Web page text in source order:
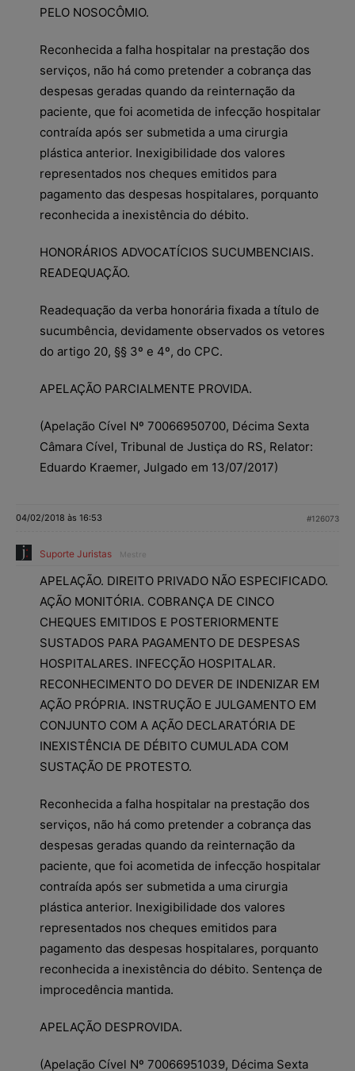
PELO NOSOCÔMIO.
Reconhecida a falha hospitalar na prestação dos
serviços, não há como pretender a cobrança das
despesas geradas quando da reinternação da
paciente, que foi acometida de infecção hospitalar
contraída após ser submetida a uma cirurgia
plástica anterior. Inexigibilidade dos valores
representados nos cheques emitidos para
pagamento das despesas hospitalares, porquanto
reconhecida a inexistência do débito.
HONORÁRIOS ADVOCATÍCIOS SUCUMBENCIAIS.
READEQUAÇÃO.
Readequação da verba honorária fixada a título de
sucumbência, devidamente observados os vetores
do artigo 20, §§ 3º e 4º, do CPC.
APELAÇÃO PARCIALMENTE PROVIDA.
(Apelação Cível Nº 70066950700, Décima Sexta
Câmara Cível, Tribunal de Justiça do RS, Relator:
Eduardo Kraemer, Julgado em 13/07/2017)
04/02/2018 às 16:53 #126073
Suporte Juristas Mestre
APELAÇÃO. DIREITO PRIVADO NÃO ESPECIFICADO.
AÇÃO MONITÓRIA. COBRANÇA DE CINCO
CHEQUES EMITIDOS E POSTERIORMENTE
SUSTADOS PARA PAGAMENTO DE DESPESAS
HOSPITALARES. INFECÇÃO HOSPITALAR.
RECONHECIMENTO DO DEVER DE INDENIZAR EM
AÇÃO PRÓPRIA. INSTRUÇÃO E JULGAMENTO EM
CONJUNTO COM A AÇÃO DECLARATÓRIA DE
INEXISTÊNCIA DE DÉBITO CUMULADA COM
SUSTAÇÃO DE PROTESTO.
Reconhecida a falha hospitalar na prestação dos
serviços, não há como pretender a cobrança das
despesas geradas quando da reinternação da
paciente, que foi acometida de infecção hospitalar
contraída após ser submetida a uma cirurgia
plástica anterior. Inexigibilidade dos valores
representados nos cheques emitidos para
pagamento das despesas hospitalares, porquanto
reconhecida a inexistência do débito. Sentença de
improcedência mantida.
APELAÇÃO DESPROVIDA.
(Apelação Cível Nº 70066951039, Décima Sexta